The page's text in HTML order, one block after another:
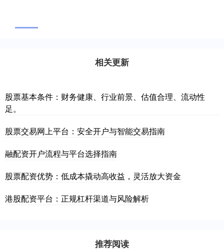
相关更新
股票基本条件：财务健康、行业前景、估值合理、流动性
足。
股票交易网上平台：安全开户与智能交易指南
融配资开户流程与平台选择指南
股票配资优势：低成本撬动高收益，灵活放大资金
港股配资平台：正规杠杆渠道与风险解析
推荐阅读